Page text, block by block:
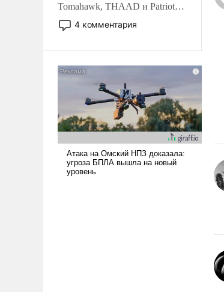
Tomahawk, THAAD и Patriot
США потребуется более трех
лет. Даже небольшая война с
Сложившаяся ситуация
означает многолетний период
уязвимости США, например,
перед Китаем.
4 комментария